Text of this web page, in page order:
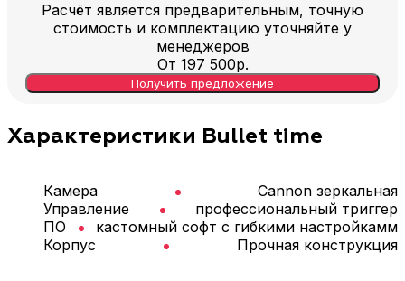
Расчёт является предварительным, точную
стоимость и комплектацию уточняйте у
менеджеров
От 197 500р.
Получить предложение
Характеристики Bullet time
Камера
Cannon зеркальная
Управление
профессиональный триггер
ПО
кастомный софт с гибкими настройкамм
Корпус
Прочная конструкция